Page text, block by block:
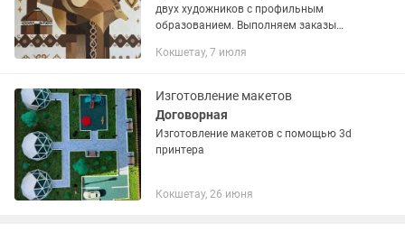
двух художников с профильным
образованием. Выполняем заказы
стилях: от простой графики до
специфику...
Кокшетау, 7 июля
Изготовление макетов
Договорная
Изготовление макетов с помощью 3d
принтера
Кокшетау, 26 июня